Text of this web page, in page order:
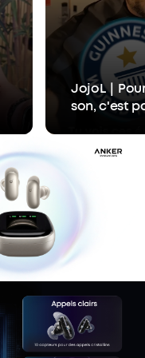
JojoL｜
son, c'est